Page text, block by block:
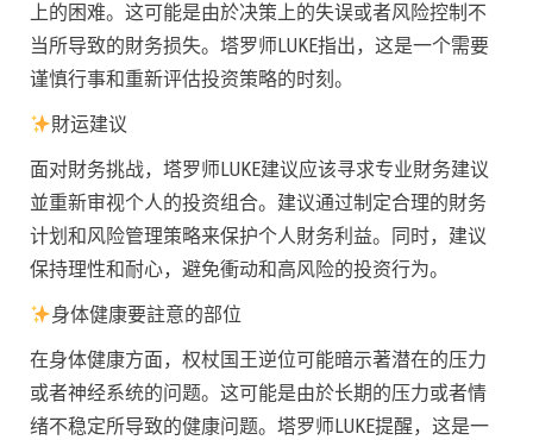
上的困难。这可能是由於决策上的失误或者风险控制不
当所导致的財务损失。塔罗师LUKE指出，这是一个需要
谨慎行事和重新评估投资策略的时刻。
財运建议
面对財务挑战，塔罗师LUKE建议应该寻求专业財务建议
並重新审视个人的投资组合。建议通过制定合理的財务
计划和风险管理策略来保护个人財务利益。同时，建议
保持理性和耐心，避免衝动和高风险的投资行为。
身体健康要註意的部位
在身体健康方面，权杖国王逆位可能暗示著潜在的压力
或者神经系统的问题。这可能是由於长期的压力或者情
绪不稳定所导致的健康问题。塔罗师LUKE提醒，这是一